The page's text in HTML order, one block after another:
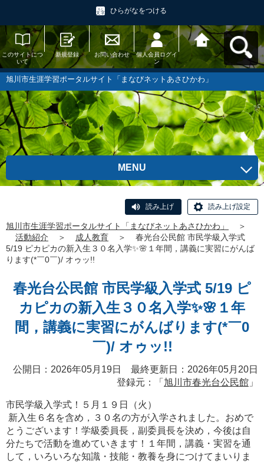
ひらがなをつける
このサイトにつ
いて
新規登録 お問い合わせ
個人会員ログイ
ン
旭川市生涯学習
ポータルサイト
「まなびネット
あさひかわ」へ
戻る
旭川市生涯学習ポータルサイト「まなびネットあさひかわ」
MENU
読み上げ 読み上げ設定
旭川市生涯学習ポータルサイト「まなびネットあさひかわ」
＞
活動紹介
＞ 成人教育 ＞
春光台公民館 市民学級入学式
5/19 ピカピカの新入生３０名入学✨🌸１年間，講義に実習にがんば
ります(*￣0￣)/ オゥッ!!
春光台公民館 市民学級入学式 5/19 ピ
カピカの新入生３０名入学✨🌸１年
間，講義に実習にがんばります(*￣0
￣)/ オゥッ!!
公開日：2026年05月19日 最終更新日：2026年05月20日
登録元：「 旭川市春光台公民館 」
市民学級入学式！５月１９日（火）
新入生６名を含め，３０名の方が入学されました。おめで
とうございます！学級委員長，副委員長を決め，今後は自
分たちで活動を進めていきます！１年間，講義・実習を通
して，いろいろな知識・技能・教養を身につけてまいりま